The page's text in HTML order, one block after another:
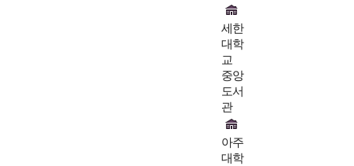
세한
대학
교
중앙
도서
관
아주
대학